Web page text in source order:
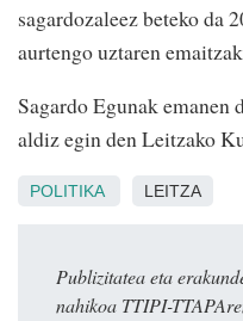
sagardozaleez beteko da
aurtengo uztaren
Sagardo Egunak
aldiz egin den Leitzako
POLITIKA LEITZA
Publizitatea eta
nahikoa TTIPI-